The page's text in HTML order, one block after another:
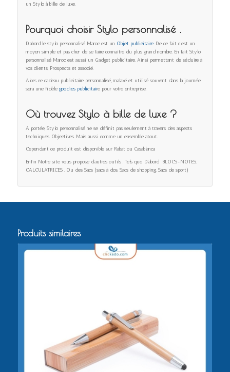
un Stylo à bille de luxe.
Pourquoi choisir Stylo personnalisé .
D’abord le stylo personnalisé Maroc est un Objet publicitaire. De ce fait c’est un
moyen simple et pas cher de se faire connaitre du plus grand nombre. En fait Stylo
personnalisé Maroc est aussi un Gadget publicitaire. Ainsi permettant de séduire à
vos clients, Prospects et associé.
Alors ce cadeau publicitaire personnalisé, malaxé et utilisé souvent dans la journée
sera une fidèle goodies publicitaire pour votre entreprise.
Où trouvez Stylo à bille de luxe ?
A portée, Stylo personnalisé ne se définit pas seulement à travers des aspects
techniques. Objectives. Mais aussi comme un ensemble atout.
Cependant ce produit est disponible sur Rabat ou Casablanca
Enfin Notre site vous propose d’autres outils . Tels que .D’abord BLOCS-NOTES.
CALCULATRICES . Ou des Sacs (sacs à dos. Sacs de shopping. Sacs de sport)
Produits similaires